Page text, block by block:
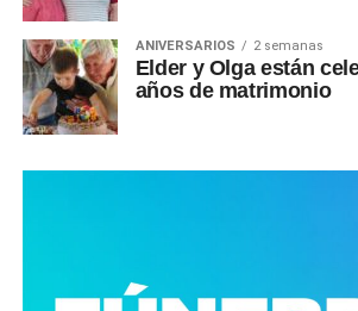
ANIVERSARIOS 2 semanas
Elder y Olga están
años de matrimonio